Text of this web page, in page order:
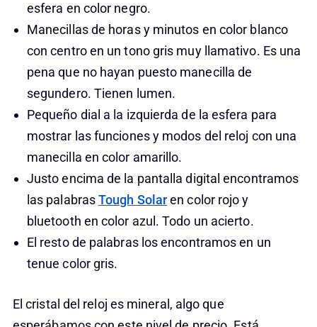
esfera en color negro.
Manecillas de horas y minutos en color blanco
con centro en un tono gris muy llamativo. Es una
pena que no hayan puesto manecilla de
segundero. Tienen lumen.
Pequeño dial a la izquierda de la esfera para
mostrar las funciones y modos del reloj con una
manecilla en color amarillo.
Justo encima de la pantalla digital encontramos
las palabrasTough Solaren color rojo y
bluetooth en color azul. Todo un acierto.
El resto de palabras los encontramos en un
tenue color gris.
El cristal del reloj es mineral, algo que